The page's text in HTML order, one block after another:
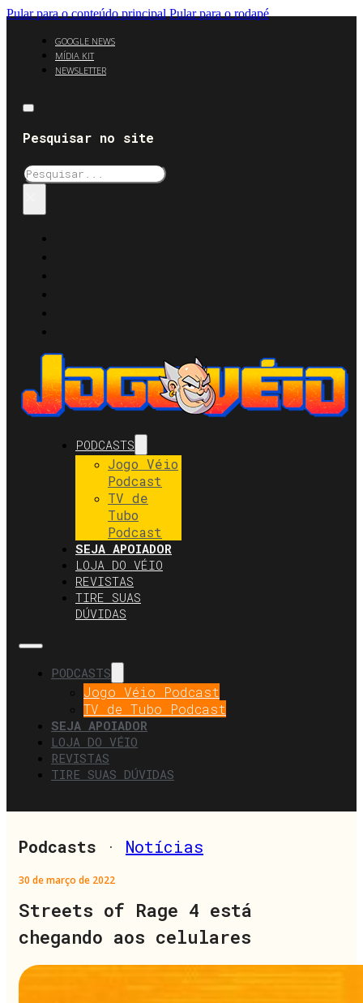
Pular para o conteúdo principal Pular para o rodapé
GOOGLE NEWS
MÍDIA KIT
NEWSLETTER
Pesquisar no site
Pesquisar
PODCASTS
Jogo Véio
Podcast
TV de
Tubo
Podcast
SEJA APOIADOR
LOJA DO VÉIO
REVISTAS
TIRE SUAS
DÚVIDAS
PODCASTS
Jogo Véio Podcast
TV de Tubo Podcast
SEJA APOIADOR
LOJA DO VÉIO
REVISTAS
TIRE SUAS DÚVIDAS
Podcasts · Notícias
30 de março de 2022
Streets of Rage 4 está
chegando aos celulares